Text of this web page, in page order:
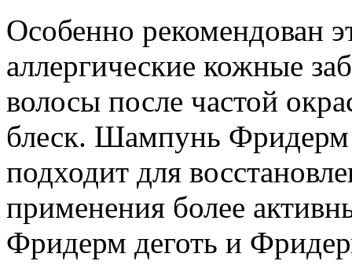
Особенно рекомендован
аллергические кожные
волосы после частой
блеск. Шампунь Фридерм
подходит для
применения более
Фридерм деготь и